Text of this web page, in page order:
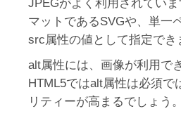
JPEGがよく利用されてい
マットであるSVGや、単一
src属性の値として指定でき
alt属性には、画像が利用で
HTML5ではalt属性は必須
リティーが高まるでしょう。